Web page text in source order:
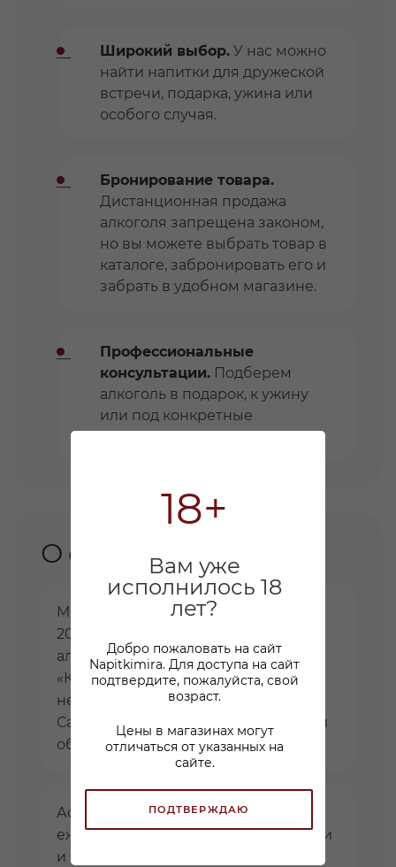
18+
Вам уже
исполнилось 18
лет?
Добро пожаловать на сайт
Napitkimira. Для доступа на сайт
подтвердите, пожалуйста, свой
возраст.
Цены в магазинах могут
отличаться от указанных на
сайте.
ПОДТВЕРЖДАЮ
Широкий выбор. У нас можно
найти напитки для дружеской
встречи, подарка, ужина или
особого случая.
Бронирование товара.
Дистанционная продажа
алкоголя запрещена законом,
но вы можете выбрать товар в
каталоге, забронировать его и
забрать в удобном магазине.
Профессиональные
консультации. Подберем
алкоголь в подарок, к ужину
или под конкретные
О сети
Мы успешно работаем на рынке с
2008 года. На данный момент сеть
алкогольных супермаркетов
«Калейдоскоп» насчитывает
несколько десятков магазинов в
Санкт-Петербурге и Ленинградской
области.
Ассортимент пополняется
ежемесячно. За новинками, акциями
и скидками на алкоголь,